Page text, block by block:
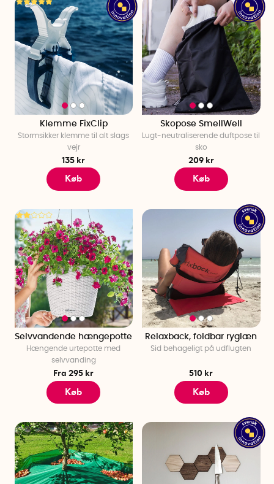
Klemme FixClip
Stormsikker klemme til alt slags
vejr
135 kr
Køb
Skopose SmellWell
Lugt-neutraliserende duftpose til
sko
209 kr
Køb
Selvvandende hængepotte
Hængende urtepotte med
selvvanding
Fra 295 kr
Køb
Relaxback, foldbar ryglæn
Sid behageligt på udflugten
510 kr
Køb